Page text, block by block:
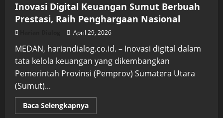
Inovasi Digital Keuangan Sumut Berbuah
Prestasi, Raih Penghargaan Nasional
April 29, 2026
MEDAN, hariandialog.co.id. – Inovasi digital dalam
tata kelola keuangan yang dikembangkan
Pemerintah Provinsi (Pemprov) Sumatera Utara
(Sumut)...
Baca SelengkapnyaRead
more